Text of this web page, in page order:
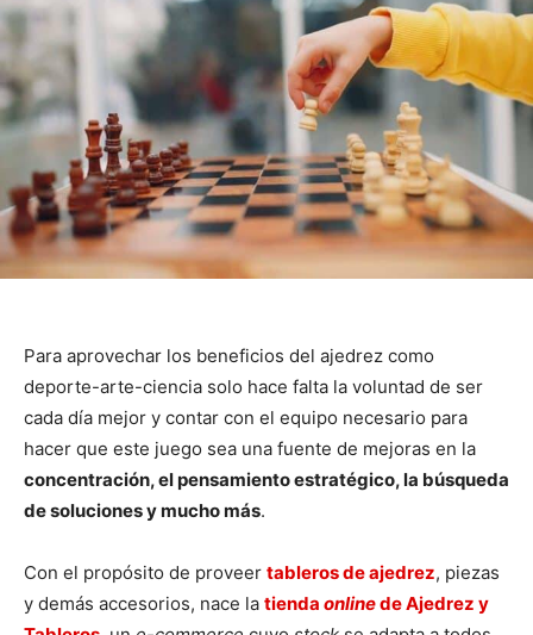
Para aprovechar los beneficios del ajedrez como
deporte-arte-ciencia solo hace falta la voluntad de ser
cada día mejor y contar con el equipo necesario para
hacer que este juego sea una fuente de mejoras en la
concentración, el pensamiento estratégico, la búsqueda
de soluciones y mucho más.
Con el propósito de proveer tableros de ajedrez, piezas
y demás accesorios, nace la tienda onlinede Ajedrez y